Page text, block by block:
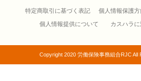
特定商取引に基づく表記 個人情報保護
個人情報提供について
カスハラ
Copyright 2020 労働保険事務組合RJC All